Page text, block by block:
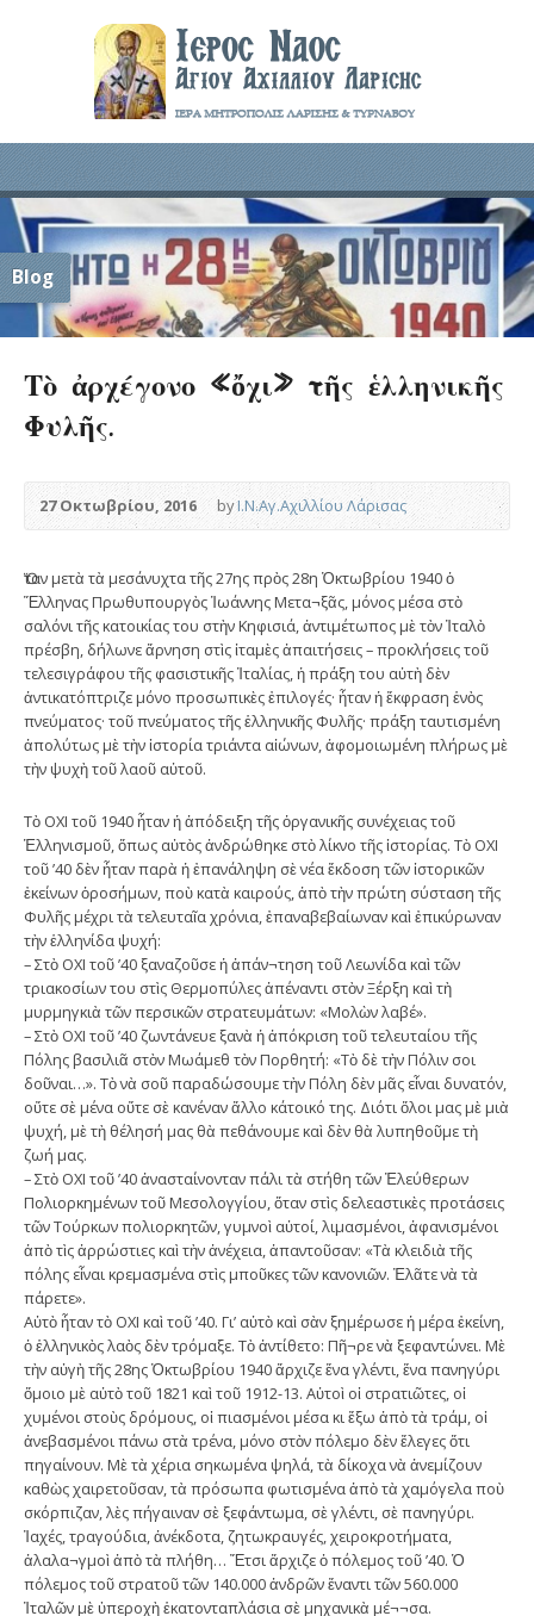
Blog
Τὸ ἀρχέγονο «ὄχι» τῆς ἑλληνικῆς
Φυλῆς.
27 Οκτωβρίου, 2016 byΙ.Ν.Αγ.Αχιλλίου Λάρισας
Ὅταν μετὰ τὰ μεσάνυχτα τῆς 27ης πρὸς 28η Ὀκτωβρίου 1940 ὁ
Ἕλληνας Πρωθυπουργὸς Ἰωάννης Μετα¬ξᾶς, μόνος μέσα στὸ
σαλόνι τῆς κατοικίας του στὴν Κηφισιά, ἀντιμέτωπος μὲ τὸν Ἰταλὸ
πρέσβη, δήλωνε ἄρνηση στὶς ἰταμὲς ἀπαιτήσεις – προκλήσεις τοῦ
τελεσιγράφου τῆς φασιστικῆς Ἰταλίας, ἡ πράξη του αὐτὴ δὲν
ἀντικατόπτριζε μόνο προσωπικὲς ἐπιλογές· ἦταν ἡ ἔκφραση ἑνὸς
πνεύματος· τοῦ πνεύματος τῆς ἑλληνικῆς Φυλῆς· πράξη ταυτισμένη
ἀπολύτως μὲ τὴν ἱστορία τριάντα αἰώνων, ἀφομοιωμένη πλήρως μὲ
τὴν ψυχὴ τοῦ λαοῦ αὐτοῦ.
Τὸ ΟΧΙ τοῦ 1940 ἦταν ἡ ἀπόδειξη τῆς ὀργανικῆς συνέχειας τοῦ
Ἑλληνισμοῦ, ὅπως αὐτὸς ἀνδρώθηκε στὸ λίκνο τῆς ἱστορίας. Τὸ ΟΧΙ
τοῦ ’40 δὲν ἦταν παρὰ ἡ ἐπανάληψη σὲ νέα ἔκδοση τῶν ἱστορικῶν
ἐκείνων ὁροσήμων, ποὺ κατὰ καιρούς, ἀπὸ τὴν πρώτη σύσταση τῆς
Φυλῆς μέχρι τὰ τελευταῖα χρόνια, ἐπαναβεβαίωναν καὶ ἐπικύρωναν
τὴν ἑλληνίδα ψυχή:
– Στὸ ΟΧΙ τοῦ ’40 ξαναζοῦσε ἡ ἀπάν¬τηση τοῦ Λεωνίδα καὶ τῶν
τριακοσίων του στὶς Θερμοπύλες ἀπέναντι στὸν Ξέρξη καὶ τὴ
μυρμηγκιὰ τῶν περσικῶν στρατευμάτων: «Μολὼν λαβέ».
– Στὸ ΟΧΙ τοῦ ’40 ζωντάνευε ξανὰ ἡ ἀπόκριση τοῦ τελευταίου τῆς
Πόλης βασιλιᾶ στὸν Μωάμεθ τὸν Πορθητή: «Τὸ δὲ τὴν Πόλιν σοι
δοῦναι…». Τὸ νὰ σοῦ παραδώσουμε τὴν Πόλη δὲν μᾶς εἶναι δυνατόν,
οὔτε σὲ μένα οὔτε σὲ κανέναν ἄλλο κάτοικό της. Διότι ὅλοι μας μὲ μιὰ
ψυχή, μὲ τὴ θέλησή μας θὰ πεθάνουμε καὶ δὲν θὰ λυπηθοῦμε τὴ
ζωή μας.
– Στὸ ΟΧΙ τοῦ ’40 ἀνασταίνονταν πάλι τὰ στήθη τῶν Ἐλεύθερων
Πολιορκημένων τοῦ Μεσολογγίου, ὅταν στὶς δελεαστικὲς προτάσεις
τῶν Τούρκων πολιορκητῶν, γυμνοὶ αὐτοί, λιμασμένοι, ἀφανισμένοι
ἀπὸ τὶς ἀρρώστιες καὶ τὴν ἀνέχεια, ἀπαντοῦσαν: «Τὰ κλειδιὰ τῆς
πόλης εἶναι κρεμασμένα στὶς μποῦκες τῶν κανονιῶν. Ἐλᾶτε νὰ τὰ
πάρετε».
Αὐτὸ ἦταν τὸ ΟΧΙ καὶ τοῦ ’40. Γι’ αὐτὸ καὶ σὰν ξημέρωσε ἡ μέρα ἐκείνη,
ὁ ἑλληνικὸς λαὸς δὲν τρόμαξε. Τὸ ἀντίθετο: Πῆ¬ρε νὰ ξεφαντώνει. Μὲ
τὴν αὐγὴ τῆς 28ης Ὀκτωβρίου 1940 ἄρχιζε ἕνα γλέντι, ἕνα πανηγύρι
ὅμοιο μὲ αὐτὸ τοῦ 1821 καὶ τοῦ 1912-13. Αὐτοὶ οἱ στρατιῶτες, οἱ
χυμένοι στοὺς δρόμους, οἱ πιασμένοι μέσα κι ἔξω ἀπὸ τὰ τράμ, οἱ
ἀνεβασμένοι πάνω στὰ τρένα, μόνο στὸν πόλεμο δὲν ἔλεγες ὅτι
πηγαίνουν. Μὲ τὰ χέρια σηκωμένα ψηλά, τὰ δίκοχα νὰ ἀνεμίζουν
καθὼς χαιρετοῦσαν, τὰ πρόσωπα φωτισμένα ἀπὸ τὰ χαμόγελα ποὺ
σκόρπιζαν, λὲς πήγαιναν σὲ ξεφάντωμα, σὲ γλέντι, σὲ πανηγύρι.
Ἰαχές, τραγούδια, ἀνέκδοτα, ζητωκραυγές, χειροκροτήματα,
ἀλαλα¬γμοὶ ἀπὸ τὰ πλήθη… Ἔτσι ἄρχιζε ὁ πόλεμος τοῦ ’40. Ὁ
πόλεμος τοῦ στρατοῦ τῶν 140.000 ἀνδρῶν ἔναντι τῶν 560.000
Ἰταλῶν μὲ ὑπεροχὴ ἑκατονταπλάσια σὲ μηχανικὰ μέ¬¬σα.